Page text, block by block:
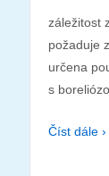
záležitost
požaduje
určena
s
Číst dále ›